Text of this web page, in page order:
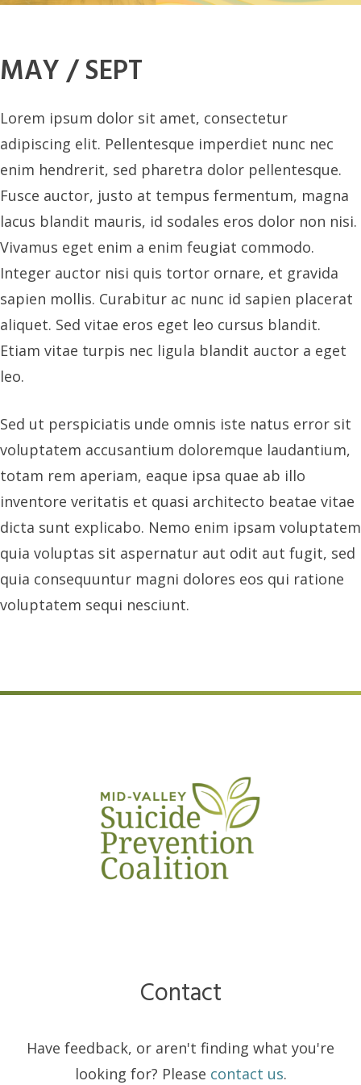
MAY / SEPT
Lorem ipsum dolor sit amet, consectetur
adipiscing elit. Pellentesque imperdiet nunc nec
enim hendrerit, sed pharetra dolor pellentesque.
Fusce auctor, justo at tempus fermentum, magna
lacus blandit mauris, id sodales eros dolor non nisi.
Vivamus eget enim a enim feugiat commodo.
Integer auctor nisi quis tortor ornare, et gravida
sapien mollis. Curabitur ac nunc id sapien placerat
aliquet. Sed vitae eros eget leo cursus blandit.
Etiam vitae turpis nec ligula blandit auctor a eget
leo.
Sed ut perspiciatis unde omnis iste natus error sit
voluptatem accusantium doloremque laudantium,
totam rem aperiam, eaque ipsa quae ab illo
inventore veritatis et quasi architecto beatae vitae
dicta sunt explicabo. Nemo enim ipsam voluptatem
quia voluptas sit aspernatur aut odit aut fugit, sed
quia consequuntur magni dolores eos qui ratione
voluptatem sequi nesciunt.
Contact
Have feedback, or aren't finding what you're
looking for? Please contact us.